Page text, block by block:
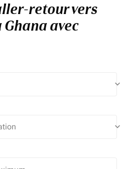
retour vers
avec
keyboard_arrow_down
keyboard_arrow_down